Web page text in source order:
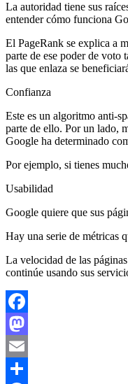
La autoridad tiene sus
entender cómo funciona
El PageRank se explica a
parte de ese poder de voto
las que enlaza se
Confianza
Este es un algoritmo anti-
parte de ello. Por un lado,
Google ha determinado
Por ejemplo, si tienes
Usabilidad
Google quiere que sus
Hay una serie de métricas
La velocidad de las
continúe usando sus
Facebook
Mastodon
Email